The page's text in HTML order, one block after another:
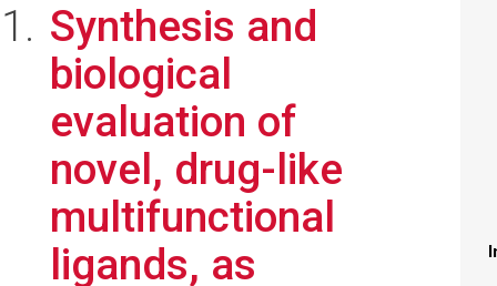
Synthesis and
biological
evaluation of
novel, drug-like
multifunctional
ligands, as